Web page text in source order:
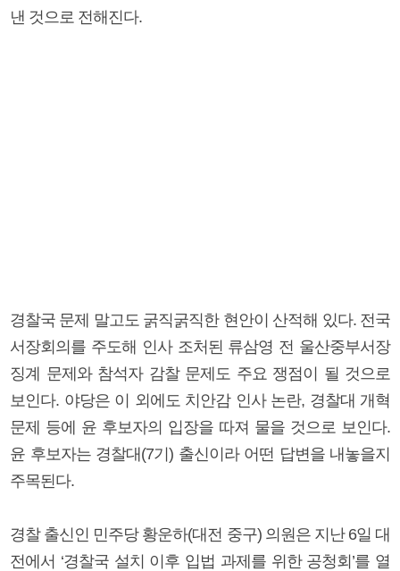
낸 것으로 전해진다.
경찰국 문제 말고도 굵직굵직한 현안이 산적해 있다. 전국
서장회의를 주도해 인사 조처된 류삼영 전 울산중부서장
징계 문제와 참석자 감찰 문제도 주요 쟁점이 될 것으로
보인다. 야당은 이 외에도 치안감 인사 논란, 경찰대 개혁
문제 등에 윤 후보자의 입장을 따져 물을 것으로 보인다.
윤 후보자는 경찰대(7기) 출신이라 어떤 답변을 내놓을지
주목된다.
경찰 출신인 민주당 황운하(대전 중구) 의원은 지난 6일 대
전에서 ‘경찰국 설치 이후 입법 과제를 위한 공청회’를 열